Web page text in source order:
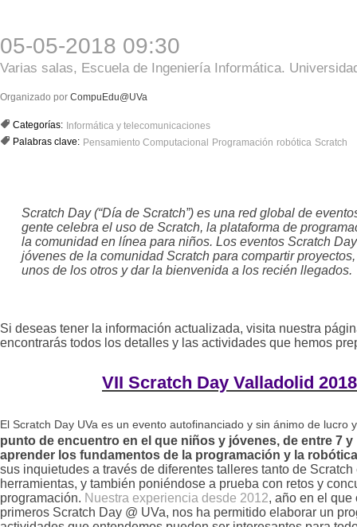
05-05-2018 09:30
Varias salas, Escuela de Ingeniería Informática.
Organizado por CompuEdu@UVa
Categorías: Informática y telecomunicaciones
Palabras clave: Pensamiento Computacional Programación robótica Scratch
Scratch Day (“Día de Scratch”) es una red global de
gente celebra el uso de Scratch, la plataforma de
la comunidad en línea para niños. Los eventos Scratch
jóvenes de la comunidad Scratch para compartir
unos de los otros y dar la bienvenida a los recién llegados.
Si deseas tener la información actualizada, visita nuestra
encontrarás todos los detalles y las actividades que hemos
VII Scratch Day Valladolid 2018
El Scratch Day UVa es un evento autofinanciado y sin ánimo de lucro
punto de encuentro en el que niños y jóvenes, de entre 7 y
aprender los fundamentos de la programación y la robótica
sus inquietudes a través de diferentes talleres tanto de Scratch
herramientas, y también poniéndose a prueba con retos y
programación. Nuestra experiencia desde 2012, año en el
primeros Scratch Day @ UVa, nos ha permitido elaborar un